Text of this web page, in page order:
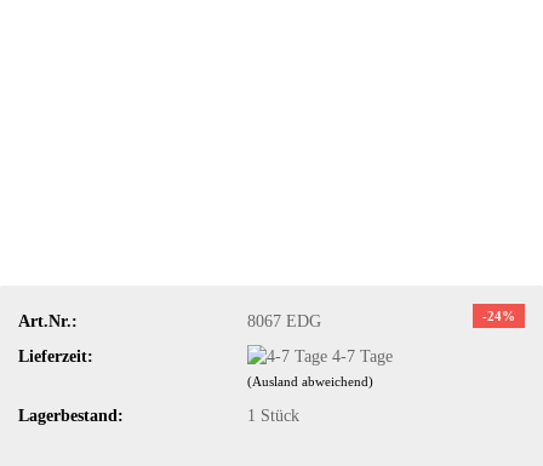
-24%
Art.Nr.:
8067 EDG
Lieferzeit:
4-7 Tage
(Ausland abweichend)
Lagerbestand: 1 Stück